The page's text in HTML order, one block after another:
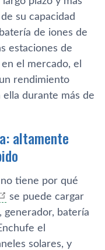
su capacidad
de iones de
estaciones de
el mercado, el
rendimiento
durante más de
altamente
tiene por qué
se puede cargar
generador, batería
el
solares, y